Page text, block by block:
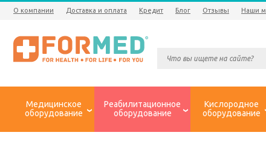
О компании Доставка и оплата Кредит Блог Отзывы Наши
Медицинское
оборудование
Реабилитационное
оборудование
Кислородное
оборудование